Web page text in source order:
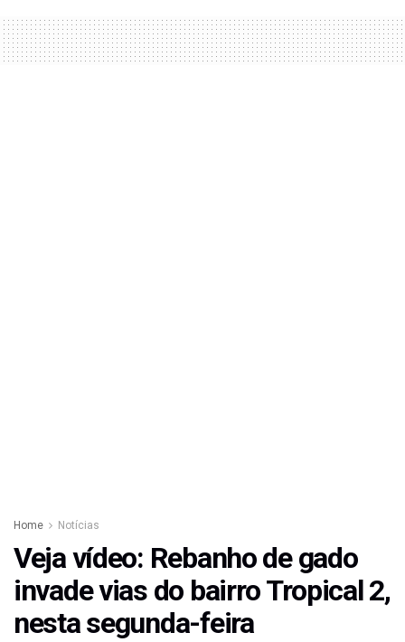
Home Notícias
Veja vídeo: Rebanho de gado
invade vias do bairro Tropical 2,
nesta segunda-feira